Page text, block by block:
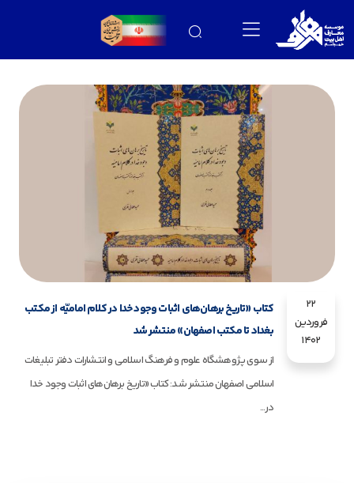
22
فروردین
1402
کتاب «تاریخ برهان‌های اثبات وجود خدا در کلام امامیّه از مکتب
بغداد تا مکتب اصفهان» منتشر شد
از سوی پژوهشگاه علوم و فرهنگ اسلامی و انتشارات دفتر تبلیغات
اسلامی اصفهان منتشر شد: کتاب «تاریخ برهان‌های اثبات وجود خدا
در...